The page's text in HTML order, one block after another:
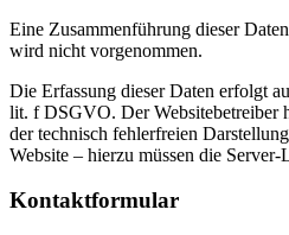
Eine Zusammenführung dieser
wird nicht vorgenommen.
Die Erfassung dieser Daten erfolgt
lit. f DSGVO. Der Websitebetreiber
der technisch fehlerfreien
Website – hierzu müssen die
Kontaktformular